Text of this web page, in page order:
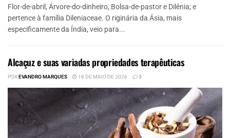
Flor-de-abril, Árvore-do-dinheiro, Bolsa-de-pastor e Dilênia; e
pertence à família Dileniaceae. O riginária da Ásia, mais
especificamente da Índia, veio para...
Alcaçuz e suas variadas propriedades terapêuticas
POREVANDRO MARQUES 18 DE MAIO DE 2026 3